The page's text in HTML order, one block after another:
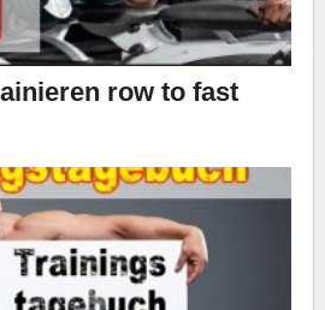
row to fast